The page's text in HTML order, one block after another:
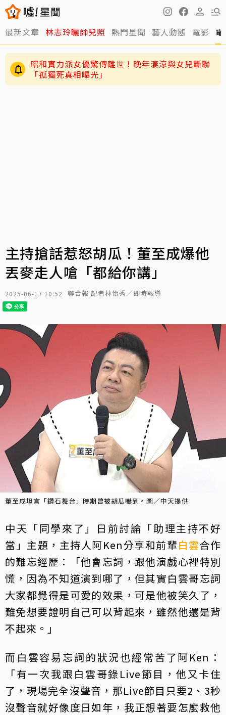
最新文章 林志玲曬帥兒照 熱門星聞 藝人動態 電影
昭和實力派女優驚傳離世！晚年淒涼與女兒斷聯
「孤獨死真相曝光」
主持搶話惹怒胡瓜！董至成爆他
丟麥走人嗆「都給你講」
2025-06-17 10:52 聯合報 記者林怡秀／即時報導
董至成坦言「鑽石舞台」時期曾被胡瓜嚇到。圖／中天提供
中天「同學來了」日前討論「助理主持不好
當」主題，主持人阿Ken分享和前輩白雲合作
的難忘經歷：「他會忘詞，跟他演戲心裡特別
慌，因為不知道演到哪了，但其實白雲哥忘詞
大家都覺得是可愛的效果，可是他被笑久了，
難免想要證明自己可以背起來，雖然他還是背
不起來。」
而白雲容易忘詞的狀況也經常苦了阿Ken：
「有一次我跟白雲哥錄Live節目，他又卡住
了，現場完全沒聲音，那Live節目只要2、3秒
沒聲音就好像度日如年，我正想著要怎麼救他